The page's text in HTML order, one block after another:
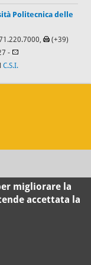
Politecnica delle
(+39)
-
C.S.I.
migliorare la
accettata la